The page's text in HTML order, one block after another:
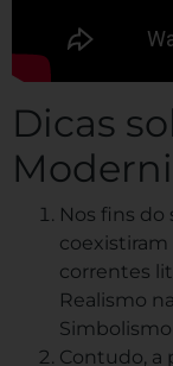
Dicas
Nos fins do
coexistiram
correntes
Realismo
Contudo, a